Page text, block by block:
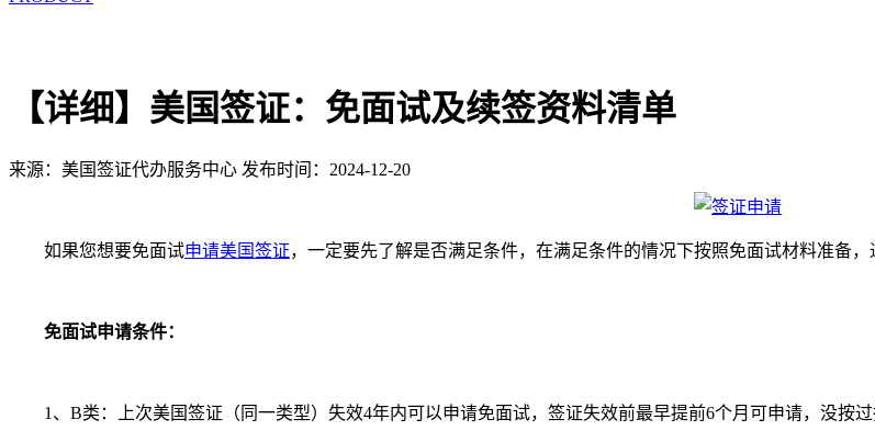
【详细】美国签证：免面试及续签资料清单
来源：美国签证代办服务中心 发布时间：2024-12-20
如果您想要免面试申请美国签证，一定要先了解是否满足条件，在满足条件的情况下按照免面试材料准备，
免面试申请条件：
1、B类：上次美国签证（同一类型）失效4年内可以申请免面试，签证失效前最早提前6个月可申请，没按过